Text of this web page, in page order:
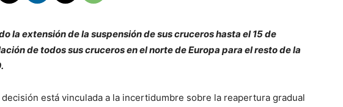
la extensión de la suspensión de sus cruceros hasta el 15 de
de todos sus cruceros en el norte de Europa para el resto de la
decisión está vinculada a la incertidumbre sobre la reapertura gradual